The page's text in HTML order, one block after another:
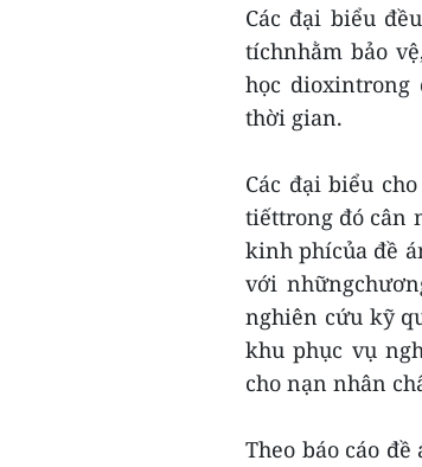
Các đại biểu
tíchnhằm bảo
học dioxintrong
thời gian.
Các đại biểu
tiếttrong đó cân
kinh phícủa đề
với
nghiên cứu kỹ
khu phục vụ
cho nạn nhân
Theo báo cáo